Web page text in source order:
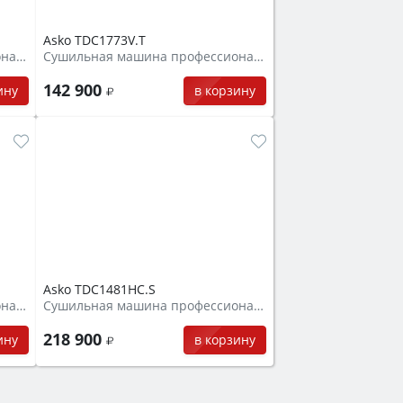
Сушильная машина профессиональная
Asko TDC1773V.T
Сушильная машина профессиональная
142 900 в корзину
Сушильная машина профессиональная
Asko TDC1481HC.S
Сушильная машина профессиональная
218 900 в корзину